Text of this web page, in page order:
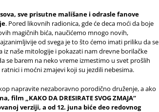
sve prisutne mališane i odrasle fanove
. Pored likovnih radionica, gde će deca moći da boje
magičnih bića, naučićemo mnogo novih,
od svega je to što ćemo imati priliku da se
naše mitologije i pokazati nam drevne borilačke
se barem na neko vreme izmestimo u svet prošlih
i moćni zmajevi koji su jezdili nebesima.
napravite nezaboravno porodično druženje, a ako
film „KAKO DA DRESIRATE SVOG ZMAJA“
verziji, a od 12. juna biće deo redovnog